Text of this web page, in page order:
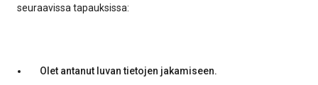
seuraavissa tapauksissa:
Olet antanut luvan tietojen jakamiseen.